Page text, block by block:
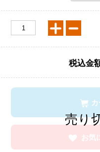
税込金
お気